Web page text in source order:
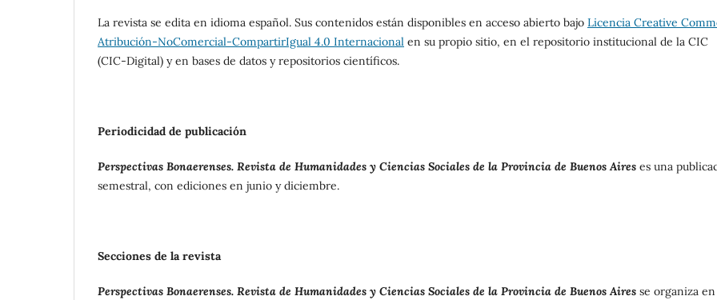
La revista se edita en idioma español. Sus contenidos están disponibles en acceso abierto bajo Licencia Creative
Atribución-NoComercial-CompartirIgual 4.0 Internacional en su propio sitio, en el repositorio institucional de la CIC
(CIC-Digital) y en bases de datos y repositorios científicos.
Periodicidad de publicación
Perspectivas Bonaerenses. Revista de Humanidades y Ciencias Sociales de la Provincia de Buenos Aires es una
semestral, con ediciones en junio y diciembre.
Secciones de la revista
Perspectivas Bonaerenses. Revista de Humanidades y Ciencias Sociales de la Provincia de Buenos Aires se organiza en